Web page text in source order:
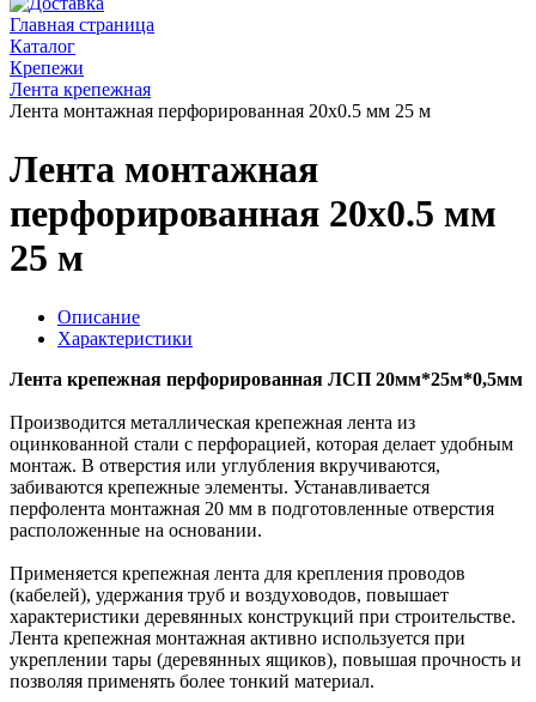
Главная страница
Каталог
Крепежи
Лента крепежная
Лента монтажная перфорированная 20х0.5 мм 25 м
Лента монтажная
перфорированная 20х0.5 мм
25 м
Описание
Характеристики
Лента крепежная перфорированная ЛСП 20мм*25м*0,5мм
Производится металлическая крепежная лента из
оцинкованной стали с перфорацией, которая делает удобным
монтаж. В отверстия или углубления вкручиваются,
забиваются крепежные элементы. Устанавливается
перфолента монтажная 20 мм в подготовленные отверстия
расположенные на основании.
Применяется крепежная лента для крепления проводов
(кабелей), удержания труб и воздуховодов, повышает
характеристики деревянных конструкций при строительстве.
Лента крепежная монтажная активно используется при
укреплении тары (деревянных ящиков), повышая прочность и
позволяя применять более тонкий материал.